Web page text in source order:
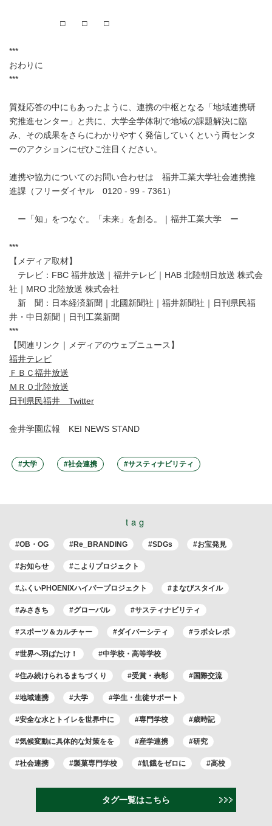
□ □ □
***
おわりに
***
質疑応答の中にもあったように、連携の中枢となる「地域連携研
究推進センター」と共に、大学全学体制で地域の課題解決に臨
み、その成果をさらにわかりやすく発信していくという両センタ
ーのアクションにぜひご注目ください。
連携や協力についてのお問い合わせは 福井工業大学社会連携推
進課（フリーダイヤル 0120 - 99 - 7361）
ー「知」をつなぐ。「未来」を創る。｜福井工業大学 ー
***
【メディア取材】
テレビ：FBC 福井放送｜福井テレビ｜HAB 北陸朝日放送 株式会
社｜MRO 北陸放送 株式会社
新 聞：日本経済新聞｜北國新聞社｜福井新聞社｜日刊県民福
井・中日新聞｜日刊工業新聞
***
【関連リンク｜メディアのウェブニュース】
福井テレビ
ＦＢＣ福井放送
ＭＲＯ北陸放送
日刊県民福井 Twitter
金井学園広報 KEI NEWS STAND
#大学 #社会連携 #サスティナビリティ
tag
#OB・OG #Re_BRANDING #SDGs #お宝発見
#お知らせ #こよりプロジェクト
#ふくいPHOENIXハイパープロジェクト #まなびスタイル
#みさきち #グローバル #サスティナビリティ
#スポーツ＆カルチャー #ダイバーシティ #ラボ☆レポ
#世界へ羽ばたけ！ #中学校・高等学校
#住み続けられるまちづくり #受賞・表彰 #国際交流
#地域連携 #大学 #学生・生徒サポート
#安全な水とトイレを世界中に #専門学校 #歳時記
#気候変動に具体的な対策をを #産学連携 #研究
#社会連携 #製菓専門学校 #飢餓をゼロに #高校
タグ一覧はこちら